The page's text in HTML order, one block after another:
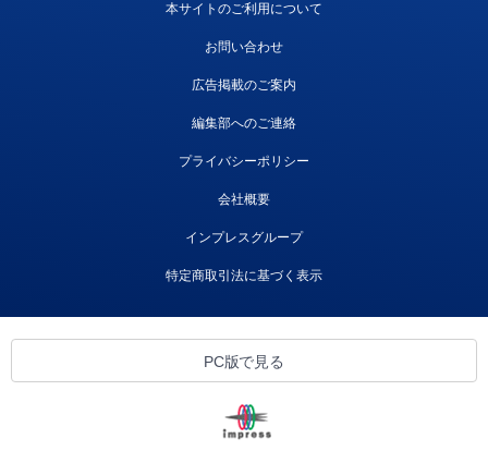
本サイトのご利用について
お問い合わせ
広告掲載のご案内
編集部へのご連絡
プライバシーポリシー
会社概要
インプレスグループ
特定商取引法に基づく表示
PC版で見る